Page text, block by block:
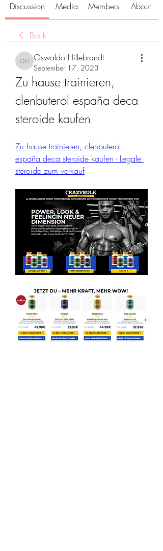
Discussion Media Members About
Back
Oswaldo Hillebrandt
Oswaldo Hillebrandt
September 17, 2023
Zu hause trainieren,
clenbuterol españa deca
steroide kaufen
Zu hause trainieren, clenbuterol
españa deca steroide kaufen - Legale
steroide zum verkauf